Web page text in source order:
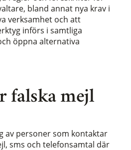
falska mejl
av personer som kontaktar
sms och telefonsamtal där
bland annat nya krav i
verksamhet och att
införs i samtliga
öppna alternativa